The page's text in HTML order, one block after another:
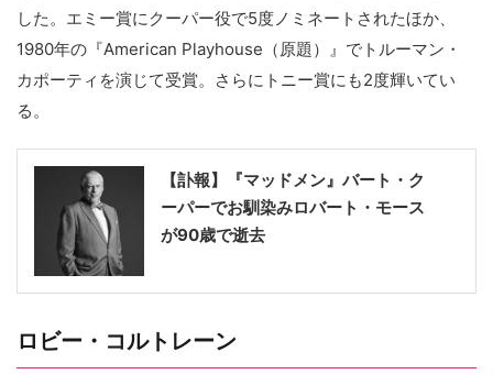
した。エミー賞にクーパー役で5度ノミネートされたほか、
1980年の『American Playhouse（原題）』でトルーマン・
カポーティを演じて受賞。さらにトニー賞にも2度輝いてい
る。
【訃報】『マッドメン』バート・ク
ーパーでお馴染みロバート・モース
が90歳で逝去
ロビー・コルトレーン